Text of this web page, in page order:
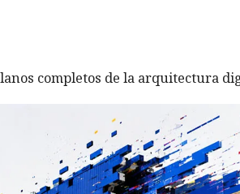
completos de la arquitectura